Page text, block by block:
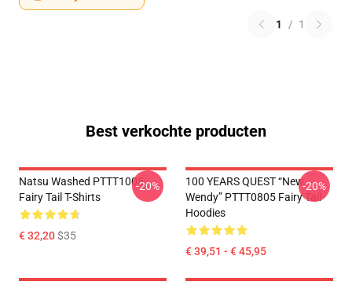
1 / 1
Best verkochte producten
Natsu Washed PTTT1005
Fairy Tail T-Shirts
€ 32,20$35
-20%
100 YEARS QUEST “New
Wendy” PTTT0805 Fairy Tail
Hoodies
€ 39,51 - € 45,95
-20%